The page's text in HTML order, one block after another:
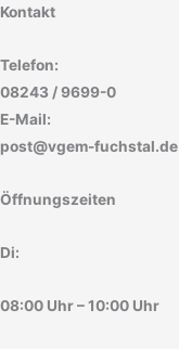
Kontakt
Telefon:
08243 / 9699-0
E-Mail:
post@vgem-fuchstal.de
Öffnungszeiten
Di:
08:00 Uhr – 10:00 Uhr